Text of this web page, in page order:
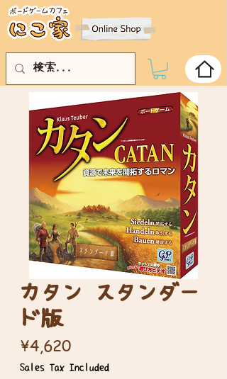
カタン スタンダー
ド版
¥4,620Price
Sales Tax Included